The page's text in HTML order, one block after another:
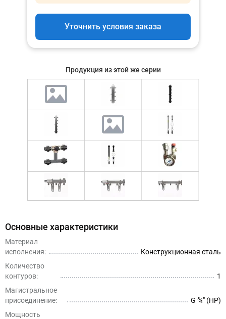
Уточнить условия заказа
Продукция из этой же серии
Основные характеристики
Материал
исполнения:
Конструкционная сталь
Количество
контуров:
1
Магистральное
присоединение:
G ¾″ (НР)
Мощность